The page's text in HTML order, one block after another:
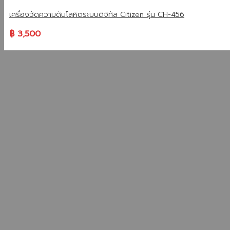
เครื่องวัดความดันโลหิตระบบดิจิทัล Citizen รุ่น CH-456
฿3,500